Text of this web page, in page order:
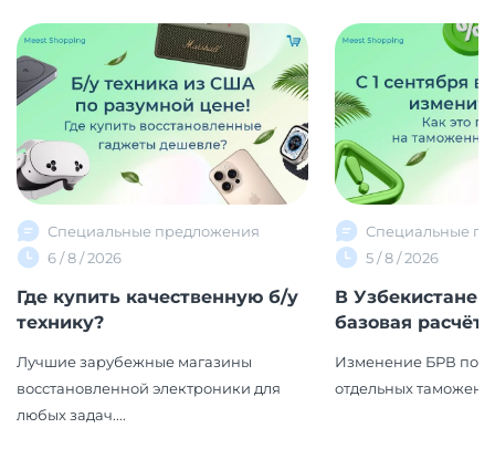
Специальные предложения
6 / 8 / 2026
Где купить качественную б/у
технику?
Лучшие зарубежные магазины
восстановленной электроники для
любых задач....
Специальные
5 / 8 / 2026
В Узбекистане
базовая
Изменение БРВ
отдельных